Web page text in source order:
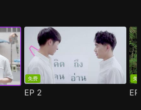
免费
EP 2
免